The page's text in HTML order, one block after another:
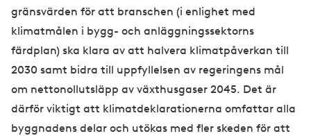
gränsvärden för att branschen (i enlighet med
klimatmålen i bygg- och anläggningssektorns
färdplan) ska klara av att halvera klimatpåverkan till
2030 samt bidra till uppfyllelsen av regeringens mål
om nettonollutsläpp av växthusgaser 2045. Det är
därför viktigt att klimatdeklarationerna omfattar alla
byggnadens delar och utökas med fler skeden för att